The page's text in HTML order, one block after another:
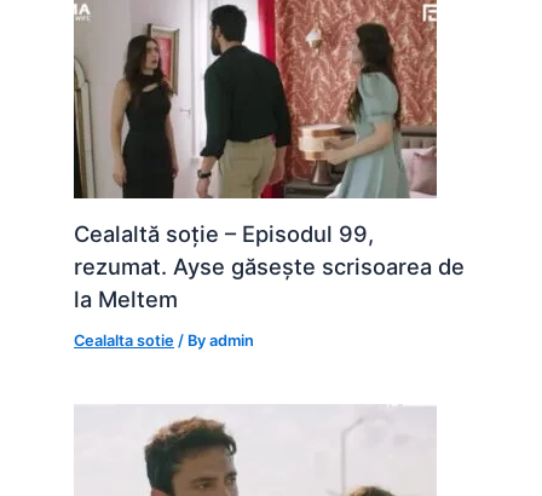
Cealaltă soție – Episodul 99,
rezumat. Ayse găsește scrisoarea de
la Meltem
Cealalta sotie / Byadmin